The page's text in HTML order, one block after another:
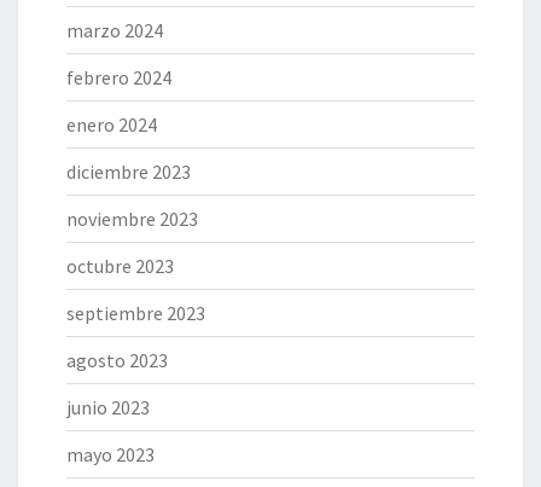
marzo 2024
febrero 2024
enero 2024
diciembre 2023
noviembre 2023
octubre 2023
septiembre 2023
agosto 2023
junio 2023
mayo 2023